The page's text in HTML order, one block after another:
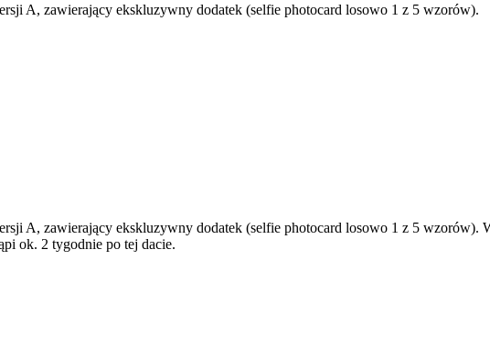
A, zawierający ekskluzywny dodatek (selfie photocard losowo 1 z 5 wzorów).
A, zawierający ekskluzywny dodatek (selfie photocard losowo 1 z 5 wzorów).
ok. 2 tygodnie po tej dacie.